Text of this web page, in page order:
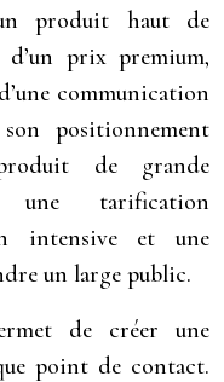
un produit haut de
d’un prix premium,
communication
positionnement
de grande
une tarification
intensive et une
un large public.
de créer une
point de contact.